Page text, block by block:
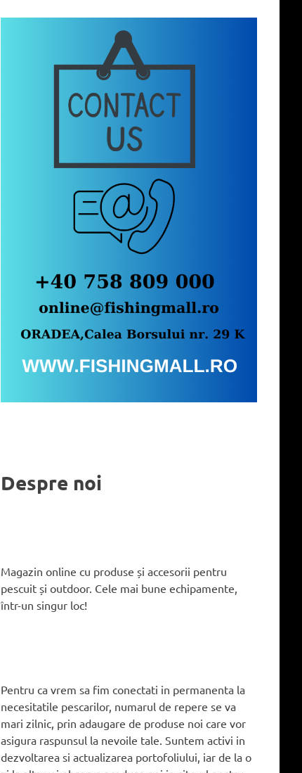
Despre noi
Magazin online cu produse și accesorii pentru
pescuit și outdoor. Cele mai bune echipamente,
într-un singur loc!
Pentru ca vrem sa fim conectati in permanenta la
necesitatile pescarilor, numarul de repere se va
mari zilnic, prin adaugare de produse noi care vor
asigura raspunsul la nevoile tale. Suntem activi in
dezvoltarea si actualizarea portofoliului, iar de la o